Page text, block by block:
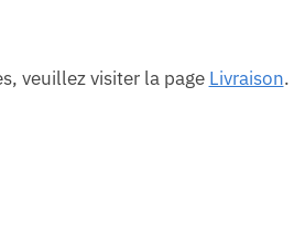
veuillez visiter la page Livraison.